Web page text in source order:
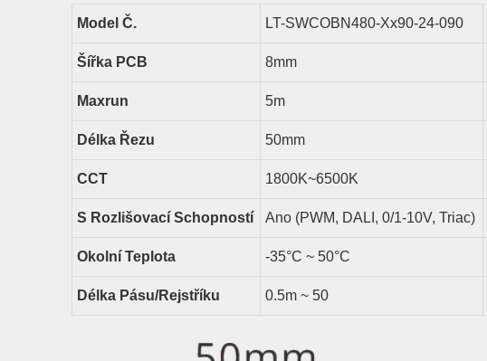
Model Č. LT-SWCOBN480-Xx90-24-090
Šířka PCB 8Mm
Maxrun 5M
Délka Řezu 50Mm
CCT 1800K~6500K
S Rozlišovací Schopností Ano (PWM, DALI, 0/1-10V, Triac)
Okolní Teplota -35°C ~ 50°C
Délka Pásu/rejstříku 0.5m ~ 50